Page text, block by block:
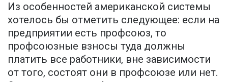
Из особенностей американской системы
хотелось бы отметить следующее: если на
предприятии есть профсоюз, то
профсоюзные взносы туда должны
платить все работники, вне зависимости
от того, состоят они в профсоюзе или нет.